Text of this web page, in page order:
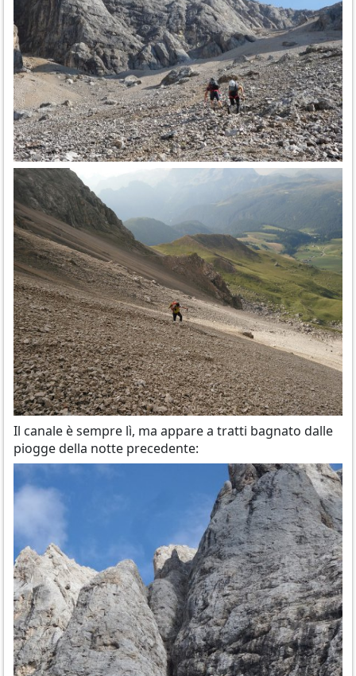
Il canale è sempre lì, ma appare a tratti bagnato dalle
piogge della notte precedente: